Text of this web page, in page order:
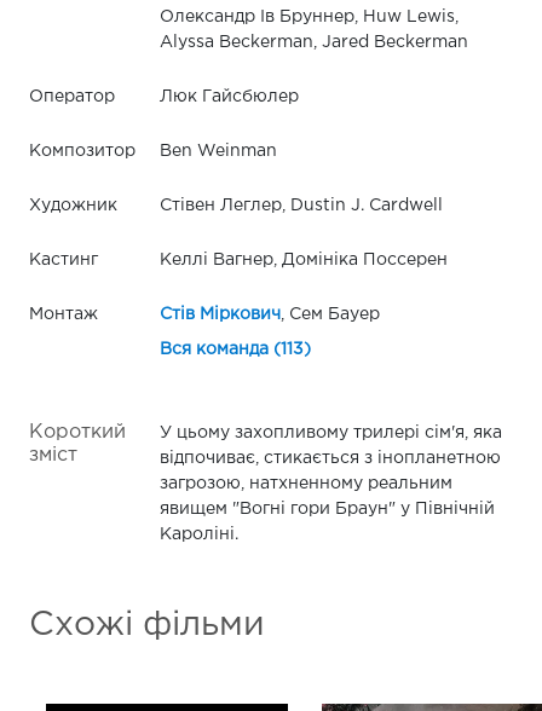
Олександр Ів Бруннер, Huw Lewis,
Alyssa Beckerman, Jared Beckerman
Оператор Люк Гайсбюлер
Композитор Ben Weinman
Художник Стівен Леглер, Dustin J. Cardwell
Кастинг Келлі Вагнер, Домініка Поссерен
Монтаж Стів Міркович, Сем Бауер
Вся команда (113)
Короткий
зміст
У цьому захопливому трилері сім'я, яка
відпочиває, стикається з інопланетною
загрозою, натхненному реальним
явищем "Вогні гори Браун" у Північній
Кароліні.
Схожі фільми